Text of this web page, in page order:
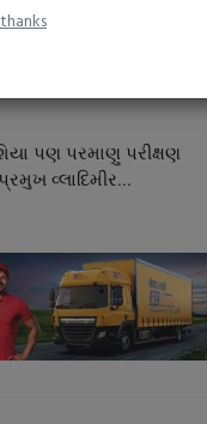
પણ પરમાણુ પરીક્ષણ
વ્લાદિમીર...